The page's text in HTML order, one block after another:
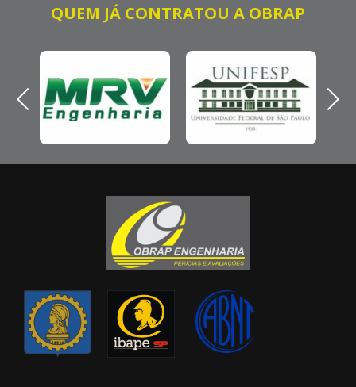
QUEM JÁ CONTRATOU A OBRAP
Previous Next